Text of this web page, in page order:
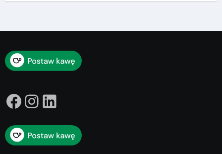
Facebook
Instagram
LinkedIn